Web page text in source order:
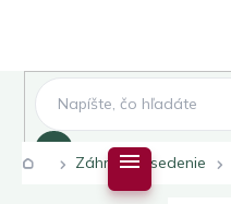
DomovZáhradné sedenie